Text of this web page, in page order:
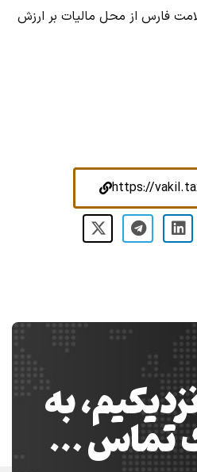
سلامت فارس از محل مالیات بر ارزش
https://
به
تماس …